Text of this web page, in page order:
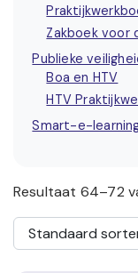
Resultaat 64–72
Zakboek voor
Publieke
Boa en HTV
HTV
Smart-e-